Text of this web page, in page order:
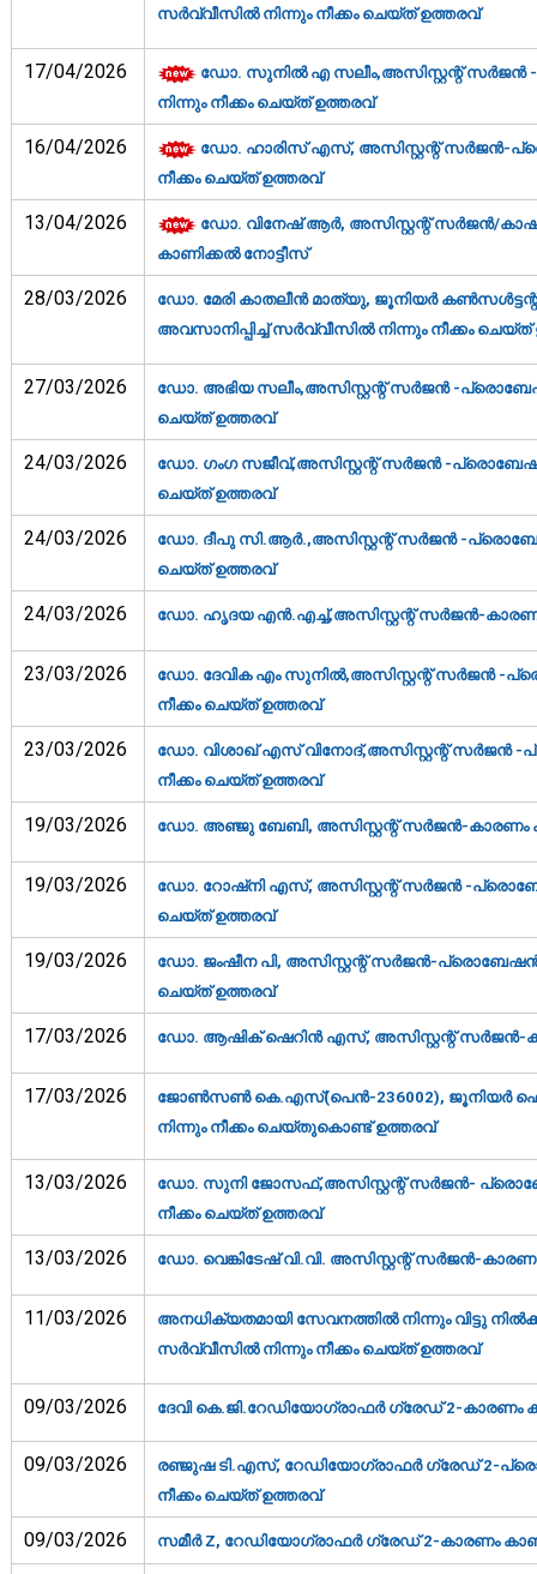
സര്‍വ്വീസില്‍ നിന്നും നീക്കം ചെയ്ത് ഉത്തരവ്‌
17/04/2026
ഡോ. സുനില്‍ എ സലീം,അസിസ്റ്റന്റ് സര്‍ജന്‍ -
നിന്നും നീക്കം ചെയ്ത് ഉത്തരവ്‌
16/04/2026
ഡോ. ഹാരിസ് എസ്, അസിസ്റ്റന്റ് സര്‍ജന്‍-
നീക്കം ചെയ്ത് ഉത്തരവ്‌
13/04/2026
ഡോ. വിനേഷ് ആര്‍, അസിസ്റ്റന്റ് സര്‍ജന്‍/
കാണിക്കല്‍ നോട്ടീസ്‌
28/03/2026
ഡോ. മേരി കാതലീന്‍ മാത്യു, ജൂനിയര്‍
അവസാനിപ്പിച്ച് സര്‍വ്വീസില്‍ നിന്നും നീക്കം
27/03/2026
ഡോ. അഭിയ സലീം,അസിസ്റ്റന്റ് സര്‍ജന്‍ -
ചെയ്ത് ഉത്തരവ്‌
24/03/2026
ഡോ. ഗംഗ സജീവ്,അസിസ്റ്റന്റ് സര്‍ജന്‍ -പ്രൊബേഷന്‍
ചെയ്ത് ഉത്തരവ്‌
24/03/2026
ഡോ. ദീപു സി.ആര്‍.,അസിസ്റ്റന്റ് സര്‍ജന്‍ -
ചെയ്ത് ഉത്തരവ്‌
24/03/2026 ഡോ. ഹൃദയ എന്‍.എച്ച്,അസിസ്റ്റന്റ് സര്‍ജന്‍-കാരണം
23/03/2026
ഡോ. ദേവിക എം സുനില്‍,അസിസ്റ്റന്റ് സര്‍ജന്‍ -
നീക്കം ചെയ്ത് ഉത്തരവ്‌
23/03/2026
ഡോ. വിശാഖ് എസ് വിനോദ്‌,അസിസ്റ്റന്റ് സര്‍ജന്‍ -
നീക്കം ചെയ്ത് ഉത്തരവ്‌
19/03/2026 ഡോ. അഞ്ജു ബേബി, അസിസ്റ്റന്റ് സര്‍ജന്‍-കാരണം
19/03/2026
ഡോ. റോഷ്‌നി എസ്, അസിസ്റ്റന്റ് സര്‍ജന്‍ -
ചെയ്ത് ഉത്തരവ്‌
19/03/2026
ഡോ. ജംഷീന പി, അസിസ്റ്റന്റ് സര്‍ജന്‍-പ്രൊബേഷന്‍
ചെയ്ത് ഉത്തരവ്‌
17/03/2026 ഡോ. ആഷിക് ഷെറിന്‍ എസ്, അസിസ്റ്റന്റ് സര്‍ജന്‍-
17/03/2026
ജോണ്‍സണ്‍ കെ.എസ്(പെന്‍-236002), ജൂനിയര്‍
നിന്നും നീക്കം ചെയ്തുകൊണ്ട് ഉത്തരവ്‌
13/03/2026
ഡോ. സുനി ജോസഫ്,അസിസ്റ്റന്റ് സര്‍ജന്‍-
നീക്കം ചെയ്ത് ഉത്തരവ്‌
13/03/2026 ഡോ. വെങ്കിടേഷ് വി.വി. അസിസ്റ്റന്റ് സര്‍ജന്‍-
11/03/2026
അനധിക്യതമായി സേവനത്തില്‍ നിന്നും വിട്ടു
സര്‍വ്വീസില്‍ നിന്നും നീക്കം ചെയ്ത് ഉത്തരവ്‌
09/03/2026 ദേവി കെ.ജി.റേഡിയോഗ്രാഫര്‍ ഗ്രേഡ് 2-കാരണം
09/03/2026
രഞ്ജുഷ ടി.എസ്, റേഡിയോഗ്രാഫര്‍ ഗ്രേഡ് 2-
നീക്കം ചെയ്ത് ഉത്തരവ്‌
09/03/2026 സമീര്‍ Z, റേഡിയോഗ്രാഫര്‍ ഗ്രേഡ് 2-കാരണം